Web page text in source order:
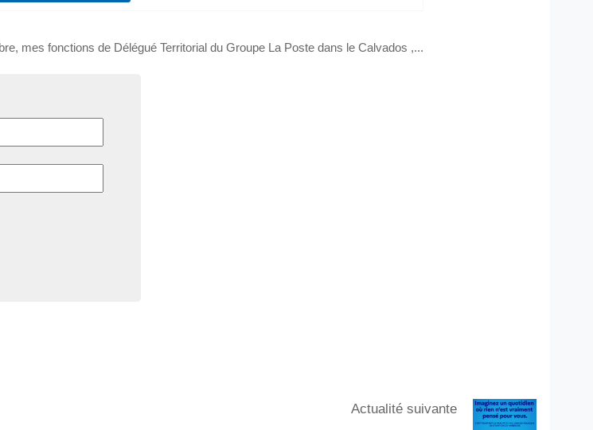
mes fonctions de Délégué Territorial du Groupe La Poste dans le Calvados ,...
Actualité suivante